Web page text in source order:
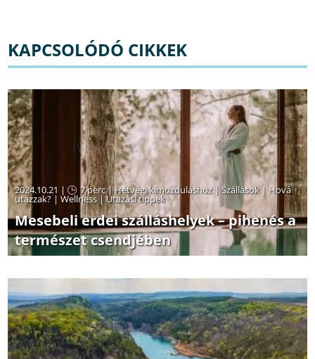
KAPCSOLÓDÓ CIKKEK
2024.10.21 | 7 perc|Hétvégi kimozduláshoz|Szállások| Hová
utazzak? |Wellness|Utazási tippek
Mesebeli erdei szálláshelyek – pihenés a
természet csendjében